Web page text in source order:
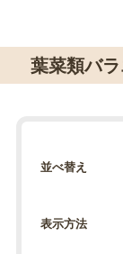
葉菜類バ
並べ替え
表示方法